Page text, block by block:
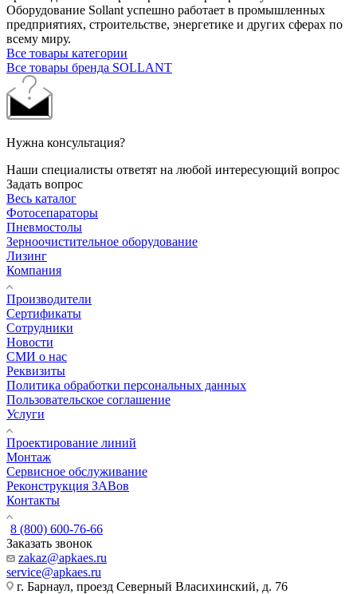
Оборудование Sollant успешно работает в промышленных
предприятиях, строительстве, энергетике и других сферах по
всему миру.
Все товары категории
Все товары бренда SOLLANT
Нужна консультация?
Наши специалисты ответят на любой интересующий вопрос
Задать вопрос
Весь каталог
Фотосепараторы
Пневмостолы
Зерноочистительное оборудование
Лизинг
Компания
Производители
Сертификаты
Сотрудники
Новости
СМИ о нас
Реквизиты
Политика обработки персональных данных
Пользовательское соглашение
Услуги
Проектирование линий
Монтаж
Сервисное обслуживание
Реконструкция ЗАВов
Контакты
8 (800) 600-76-66
Заказать звонок
zakaz@apkaes.ru
service@apkaes.ru
г. Барнаул, проезд Северный Власихинский, д. 76